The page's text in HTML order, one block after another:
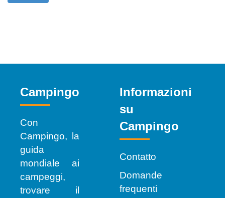
Campingo
Con
Campingo, la
guida
mondiale ai
campeggi,
trovare il
Informazioni
su
Campingo
Contatto
Domande
frequenti